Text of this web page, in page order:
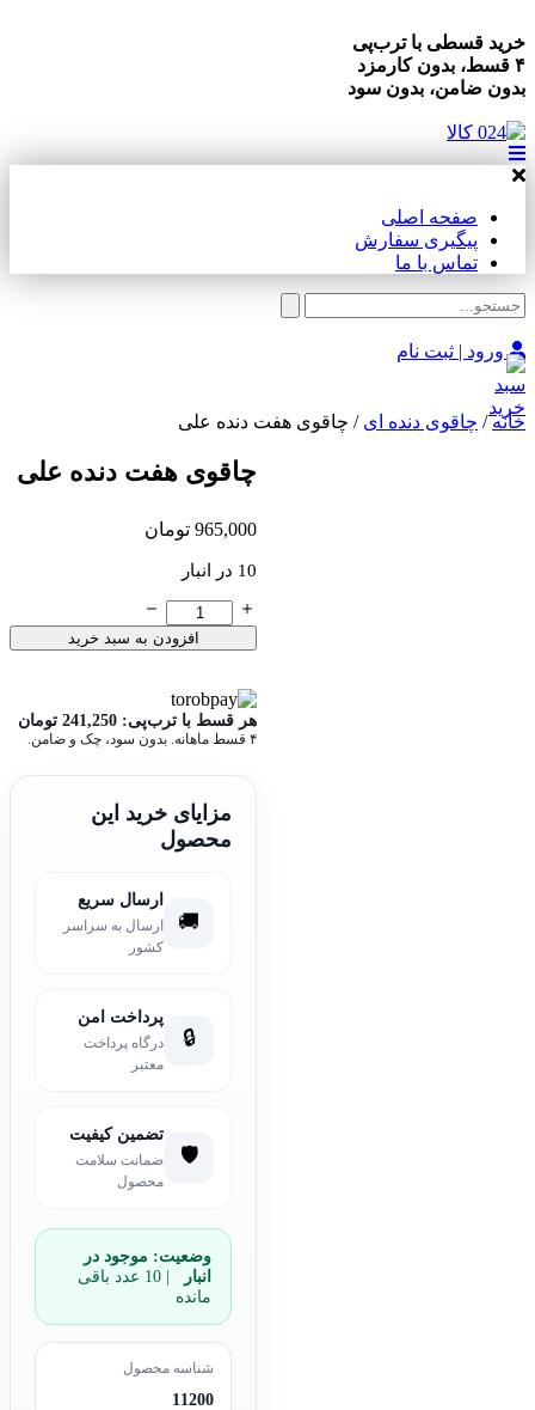
خرید قسطی با ترب‌پی
۴ قسط، بدون کارمزد
بدون ضامن، بدون سود
صفحه اصلی
پیگیری سفارش
تماس با ما
ورود | ثبت نام
خانه/ چاقوی دنده ای / چاقوی هفت دنده علی
چاقوی هفت دنده علی
965,000 تومان
10 در انبار
افزودن به سبد خرید
هر قسط با ترب‌پی: 241,250 تومان
۴ قسط ماهانه. بدون سود، چک و ضامن.
مزایای خرید این
محصول
🚚
ارسال سریع
ارسال به سراسر
کشور
🔒
پرداخت امن
درگاه پرداخت
معتبر
🛡️
تضمین کیفیت
ضمانت سلامت
محصول
وضعیت: موجود در
انبار
| 10 عدد باقی
مانده
شناسه محصول
11200